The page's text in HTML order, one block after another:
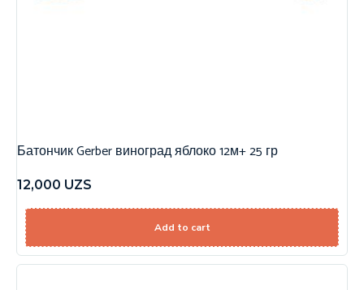
Батончик Gerber виноград яблоко 12м+ 25 гр
12,000 UZS
Add to cart